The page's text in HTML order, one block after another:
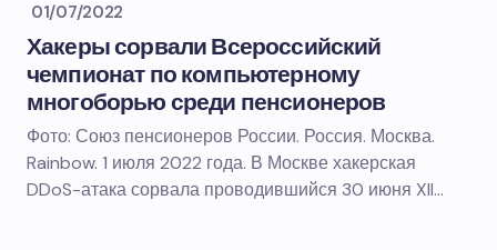
01/07/2022
Хакеры сорвали Всероссийский
чемпионат по компьютерному
многоборью среди пенсионеров
Фото: Союз пенсионеров России. Россия. Москва.
Rainbow. 1 июля 2022 года. В Москве хакерская
DDoS-атака сорвала проводившийся 30 июня XII…